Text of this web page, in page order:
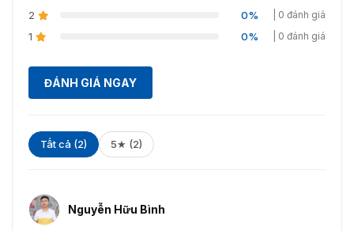
ninh. Liên hệ với chúng tôi để nhận ngay ưu đãi và các
dịch vụ liên quan đến sản phẩm một cách tốt nhất qua:
Yên Hòa, Cầu Giấy, Hà Nội
Điện thoại: (024) 3.7824073 – 093.6611.372
Email: sales@vnsmart.com.vn
2 0% | 0 đánh giá
1 0% | 0 đánh giá
ĐÁNH GIÁ NGAY
Tất cả (2) 5★ (2)
Nguyễn Hữu Bình